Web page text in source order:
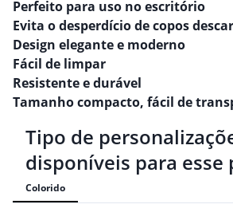
Perfeito para uso no escritório
Evita o desperdício de copos
Design elegante e moderno
Fácil de limpar
Resistente e durável
Tamanho compacto, fácil de
Tipo de
disponíveis para esse
Colorido